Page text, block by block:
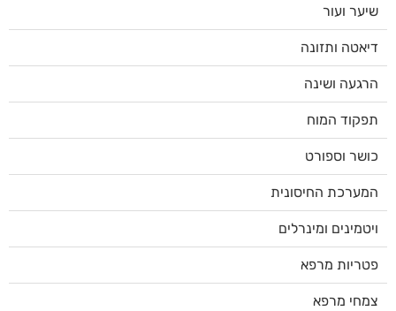
שיער ועור
דיאטה ותזונה
הרגעה ושינה
תפקוד המוח
כושר וספורט
המערכת החיסונית
ויטמינים ומינרלים
פטריות מרפא
צמחי מרפא